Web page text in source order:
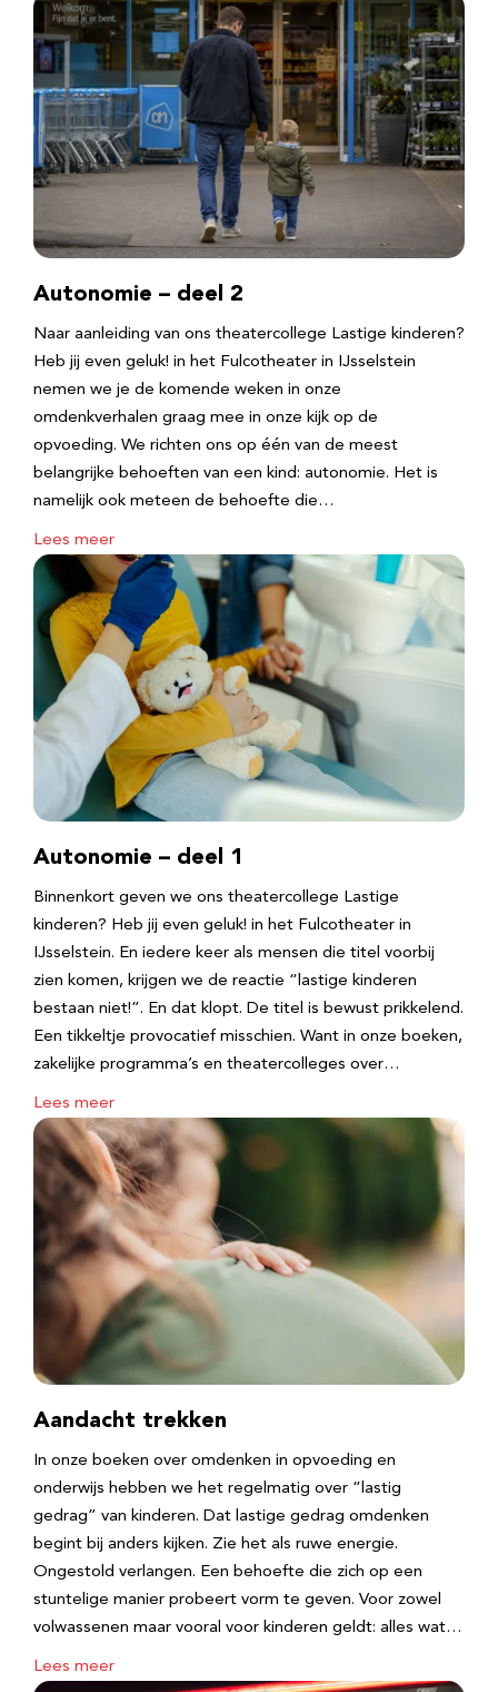
Autonomie – deel 2
Naar aanleiding van ons theatercollege Lastige kinderen?
Heb jij even geluk! in het Fulcotheater in IJsselstein
nemen we je de komende weken in onze
omdenkverhalen graag mee in onze kijk op de
opvoeding. We richten ons op één van de meest
belangrijke behoeften van een kind: autonomie. Het is
namelijk ook meteen de behoefte die…
Lees meer
Autonomie – deel 1
Binnenkort geven we ons theatercollege Lastige
kinderen? Heb jij even geluk! in het Fulcotheater in
IJsselstein. En iedere keer als mensen die titel voorbij
zien komen, krijgen we de reactie “lastige kinderen
bestaan niet!”. En dat klopt. De titel is bewust prikkelend.
Een tikkeltje provocatief misschien. Want in onze boeken,
zakelijke programma’s en theatercolleges over…
Lees meer
Aandacht trekken
In onze boeken over omdenken in opvoeding en
onderwijs hebben we het regelmatig over “lastig
gedrag” van kinderen. Dat lastige gedrag omdenken
begint bij anders kijken. Zie het als ruwe energie.
Ongestold verlangen. Een behoefte die zich op een
stuntelige manier probeert vorm te geven. Voor zowel
volwassenen maar vooral voor kinderen geldt: alles wat…
Lees meer